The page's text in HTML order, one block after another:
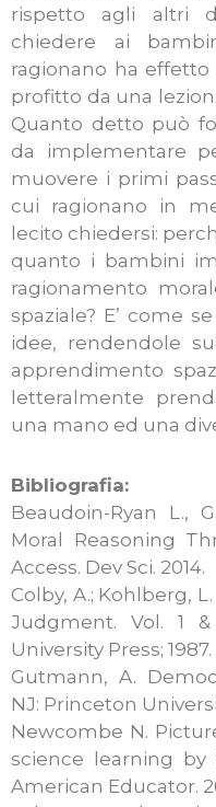
rispetto agli altri
chiedere ai
ragionano ha
profitto da una
Quanto detto può
da implementare
muovere i primi
cui ragionano in
lecito chiedersi:
quanto i bambini
ragionamento
spaziale? E’ come
idee, rendendole
apprendimento
letteralmente
una mano ed una
Bibliografia:
Beaudoin-Ryan L.,
Moral Reasoning
Access. Dev Sci. 2014.
Colby, A.; Kohlberg,
Judgment. Vol. 1
University Press; 1987.
Gutmann, A.
NJ: Princeton
Newcombe N.
science learning by
American Educator.